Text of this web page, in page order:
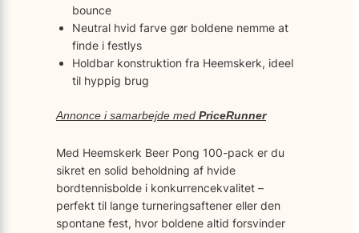
bounce
Neutral hvid farve gør boldene nemme at
finde i festlys
Holdbar konstruktion fra Heemskerk, ideel
til hyppig brug
Annonce i samarbejde med PriceRunner
Med Heemskerk Beer Pong 100-pack er du
sikret en solid beholdning af hvide
bordtennisbolde i konkurrencekvalitet –
perfekt til lange turneringsaftener eller den
spontane fest, hvor boldene altid forsvinder